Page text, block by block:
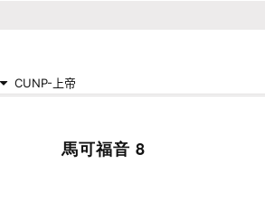
CUNP-上帝
馬可福音 8